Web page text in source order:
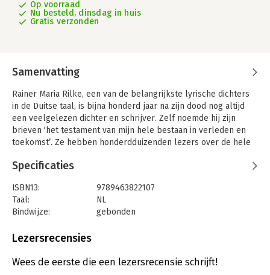
Op voorraad
Nu besteld, dinsdag in huis
Gratis verzonden
Samenvatting
Rainer Maria Rilke, een van de belangrijkste lyrische dichters
in de Duitse taal, is bijna honderd jaar na zijn dood nog altijd
een veelgelezen dichter en schrijver. Zelf noemde hij zijn
brieven ‘het testament van mijn hele bestaan in verleden en
toekomst’. Ze hebben honderdduizenden lezers over de hele
thema’s die telkens weer actueel zijn: liefde, kunst, religie,
In de loop van de jaren is Rilkes werk voor veel mensen een
raadgever geworden. De dichter ziet vooral in de kunst een
schrijft – vrienden en vriendinnen, mensen die advies bij hem
soms duister en ingewikkeld: de brieven van Rilke lijken uit
Specificaties
ISBN13:
9789463822107
Taal:
NL
Bindwijze:
gebonden
Uitgever:
Verschijningsdatum:
4-3-2022
Lezersrecensies
Wees de eerste die een lezersrecensie schrijft!